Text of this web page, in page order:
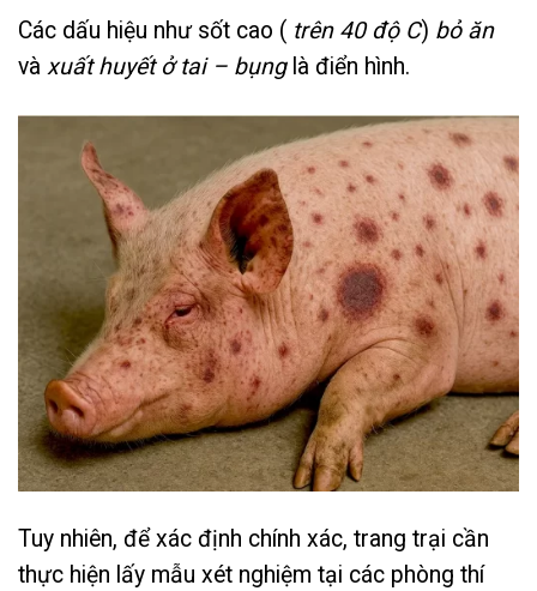
Các dấu hiệu như sốt cao ( trên 40 độ C) bỏ ăn
và xuất huyết ở tai – bụnglà điển hình.
Tuy nhiên, để xác định chính xác, trang trại cần
thực hiện lấy mẫu xét nghiệm tại các phòng thí